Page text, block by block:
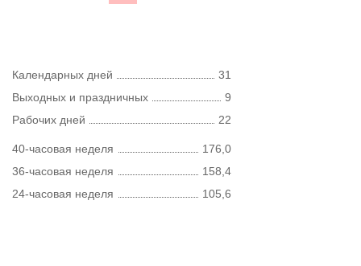
Календарных дней
31
Выходных и праздничных
9
Рабочих дней
22
40-часовая неделя
176,0
36-часовая неделя
158,4
24-часовая неделя
105,6